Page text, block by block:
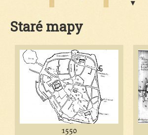
Staré mapy
1550